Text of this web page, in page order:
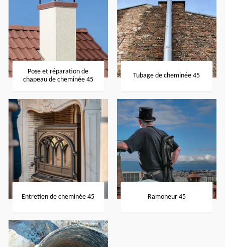
Pose et réparation de
chapeau de cheminée 45
Tubage de cheminée 45
Entretien de cheminée 45 Ramoneur 45